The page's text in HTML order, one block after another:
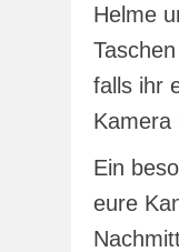
Helme
falls ihr
Kamera
Ein
eure